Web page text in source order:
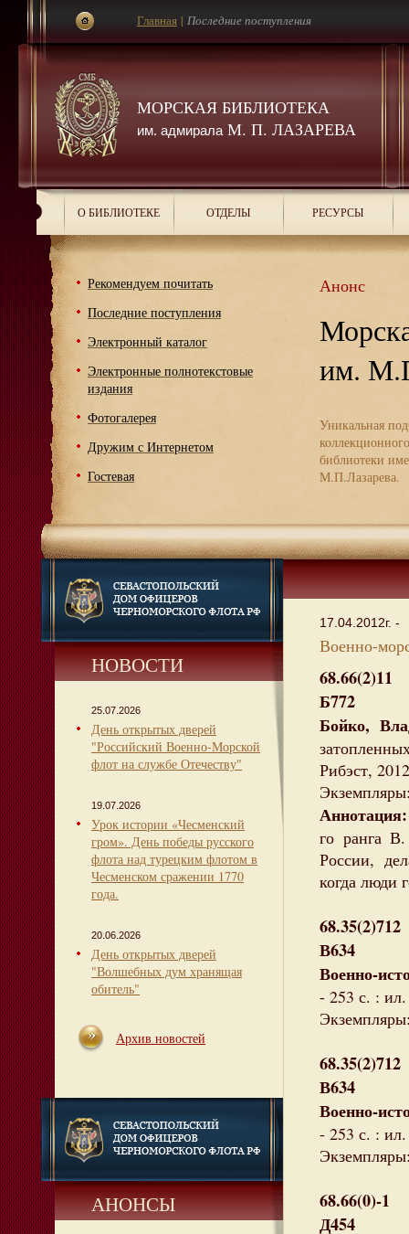
МОРСКАЯ БИБЛИОТЕКА
им. адмиралаМ. П. ЛАЗАРЕВА
Главная | Последние поступления
О БИБЛИОТЕКЕ ОТДЕЛЫ РЕСУРСЫ
Рекомендуем почитать
Последние поступления
Электронный каталог
Электронные полнотекстовые
издания
Фотогалерея
Дружим с Интернетом
Гостевая
Анонс
им.
Уникальная
библиотеки
М.П.Лазарева.
НОВОСТИ
25.07.2026
День открытых дверей
"Российский Военно-Морской
флот на службе Отечеству"
19.07.2026
Урок истории «Чесменский
гром». День победы русского
флота над турецким флотом в
Чесменском сражении 1770
года.
20.06.2026
День открытых дверей
"Волшебных дум хранящая
обитель"
Архив новостей
АНОНСЫ
17.04.2012г. -
Военно-
68.66(2)11
Б772
Бойко,
Рибэст,
Аннотация:
го ранга
России,
когда люди
68.35(2)712
В634
Военно-
- 253 с. : ил.
68.35(2)712
В634
Военно-
- 253 с. : ил.
68.66(0)-1
Д454